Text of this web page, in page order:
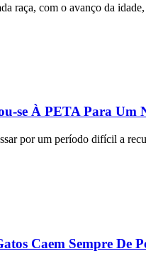
raça, com o avanço da
se À PETA Para
por um período difícil a
Caem Sempre De